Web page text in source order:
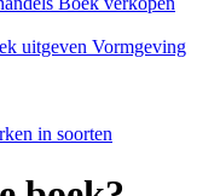
uitgeven Vormgeving
in soorten